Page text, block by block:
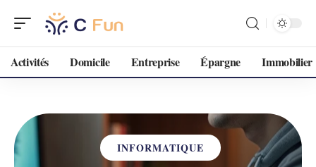
Activités Domicile Entreprise Épargne Immobilier
INFORMATIQUE